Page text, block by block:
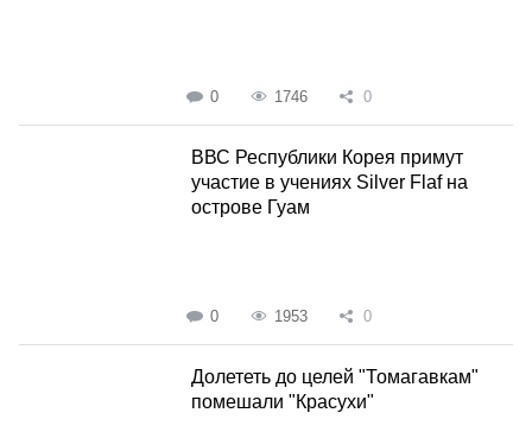
0 1746 0
ВВС Республики Корея примут
участие в учениях Silver Flaf на
острове Гуам
0 1953 0
Долететь до целей "Томагавкам"
помешали "Красухи"